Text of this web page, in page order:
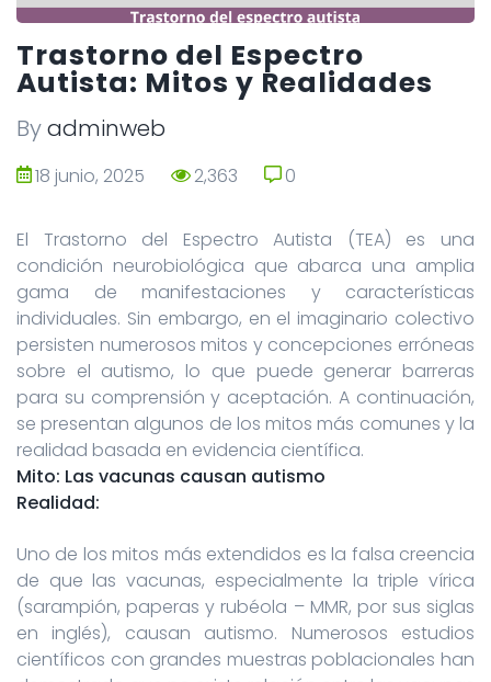
Trastorno del Espectro
Autista: Mitos y Realidades
Byadminweb
18 junio, 2025 2,363 0
El Trastorno del Espectro Autista (TEA) es una
condición neurobiológica que abarca una amplia
gama de manifestaciones y características
individuales. Sin embargo, en el imaginario colectivo
persisten numerosos mitos y concepciones erróneas
sobre el autismo, lo que puede generar barreras
para su comprensión y aceptación. A continuación,
se presentan algunos de los mitos más comunes y la
realidad basada en evidencia científica.
Mito: Las vacunas causan autismo
Realidad:
Uno de los mitos más extendidos es la falsa creencia
de que las vacunas, especialmente la triple vírica
(sarampión, paperas y rubéola – MMR, por sus siglas
en inglés), causan autismo. Numerosos estudios
científicos con grandes muestras poblacionales han